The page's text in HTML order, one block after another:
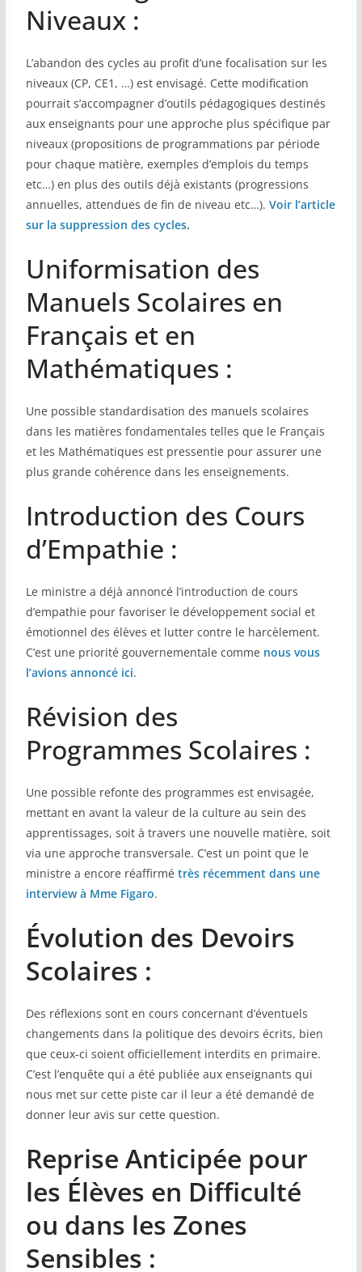
Niveaux :
L’abandon des cycles au profit d’une focalisation sur les
niveaux (CP, CE1, …) est envisagé. Cette modification
pourrait s’accompagner d’outils pédagogiques destinés
aux enseignants pour une approche plus spécifique par
niveaux (propositions de programmations par période
pour chaque matière, exemples d’emplois du temps
etc…) en plus des outils déjà existants (progressions
annuelles, attendues de fin de niveau etc…). Voir l’article
sur la suppression des cycles.
Uniformisation des
Manuels Scolaires en
Français et en
Mathématiques :
Une possible standardisation des manuels scolaires
dans les matières fondamentales telles que le Français
et les Mathématiques est pressentie pour assurer une
plus grande cohérence dans les enseignements.
Introduction des Cours
d’Empathie :
Le ministre a déjà annoncé l’introduction de cours
d’empathie pour favoriser le développement social et
émotionnel des élèves et lutter contre le harcèlement.
C’est une priorité gouvernementale comme nous vous
l’avions annoncé ici.
Révision des
Programmes Scolaires :
Une possible refonte des programmes est envisagée,
mettant en avant la valeur de la culture au sein des
apprentissages, soit à travers une nouvelle matière, soit
via une approche transversale. C’est un point que le
ministre a encore réaffirmé très récemment dans une
interview à Mme Figaro.
Évolution des Devoirs
Scolaires :
Des réflexions sont en cours concernant d’éventuels
changements dans la politique des devoirs écrits, bien
que ceux-ci soient officiellement interdits en primaire.
C’est l’enquête qui a été publiée aux enseignants qui
nous met sur cette piste car il leur a été demandé de
donner leur avis sur cette question.
Reprise Anticipée pour
les Élèves en Difficulté
ou dans les Zones
Sensibles :